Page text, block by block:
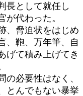
長として就任し
が代わった。
、脅迫状をはじめ
、鞄、万年筆、自
げて積み上げてき
必要性はなく、
とんでもない暴挙